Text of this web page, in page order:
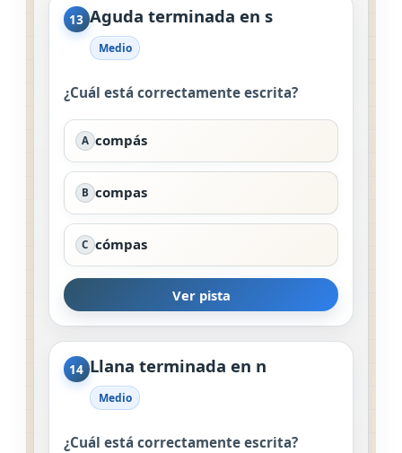
13 Aguda terminada en s
Medio
¿Cuál está correctamente escrita?
A compás
B compas
C cómpas
Ver pista
14 Llana terminada en n
Medio
¿Cuál está correctamente escrita?